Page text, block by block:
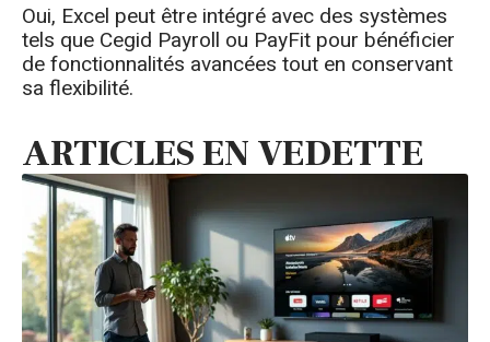
Oui, Excel peut être intégré avec des systèmes
tels que Cegid Payroll ou PayFit pour bénéficier
de fonctionnalités avancées tout en conservant
sa flexibilité.
ARTICLES EN VEDETTE